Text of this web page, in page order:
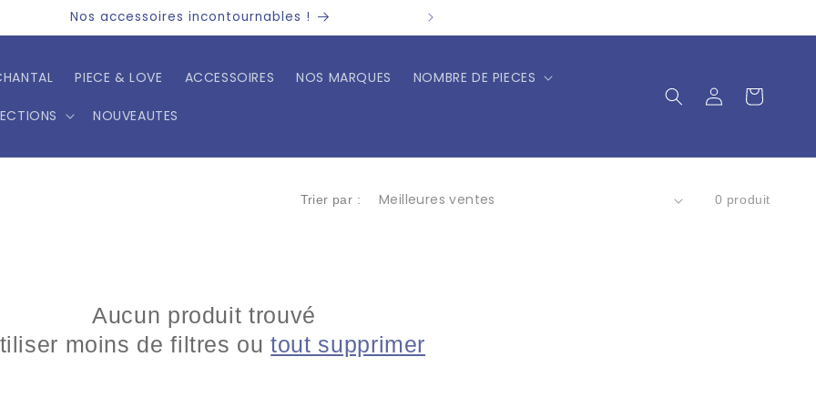
Nos accessoires incontournables !
PIECE & LOVE ACCESSOIRES NOS MARQUES NOMBRE DE PIECES
NOUVEAUTES
ConnexionPanier
Trier par : 0 produit
Aucun produit trouvé
moins de filtres outout supprimer